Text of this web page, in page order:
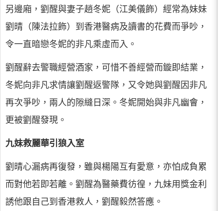
另邊廂，劉醒與妻子趙冬妮（江美儀飾）經常為妹妹
劉晴（陳法拉飾）到香港醫病及讀書的花費而爭吵，
令一直暗戀冬妮的非凡乘虛而入。
劉醒辭去警職經營酒家，可惜不善經營而鏇即結業，
冬妮向非凡求情讓劉醒返警隊，又令她與劉醒因非凡
再次爭吵，兩人的隙縫日深。冬妮開始與非凡幽會，
更被劉醒發現。
九妹救麗華引狼入室
劉晴心漏病再復發，雖與楊陽互有愛意，亦怕成負累
而對他若即若離。劉醒為醫藥費彷徨，九妹用獎金利
誘他跟自己到香港救人，劉醒毅然答應。